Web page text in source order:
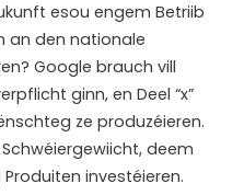
esou engem Betriib
an den nationale
Google brauch vill
ginn, en Deel “x”
ze produzéieren.
deem
investéieren.